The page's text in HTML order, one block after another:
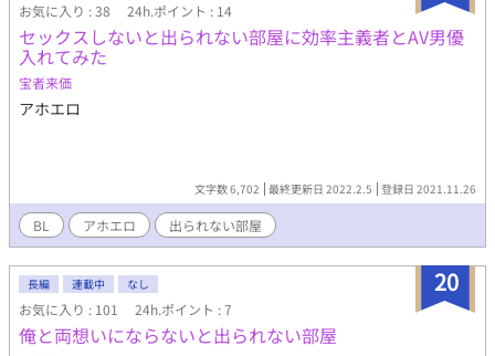
お気に入り : 38 24h.ポイント : 14
セックスしないと出られない部屋に効率主義者とAV男優
入れてみた
宝者来価
アホエロ
文字数 6,702 最終更新日 2022.2.5 登録日 2021.11.26
BL アホエロ 出られない部屋
20
長編 連載中 なし
お気に入り : 101 24h.ポイント : 7
俺と両想いにならないと出られない部屋